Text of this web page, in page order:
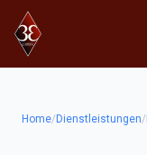
Home/ Dienstleistungen/